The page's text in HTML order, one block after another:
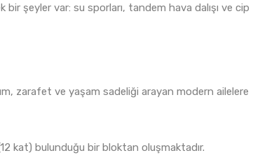
şeyler var: su sporları, tandem hava dalışı ve cip
zarafet ve yaşam sadeliği arayan modern ailelere
kat) bulunduğu bir bloktan oluşmaktadır.